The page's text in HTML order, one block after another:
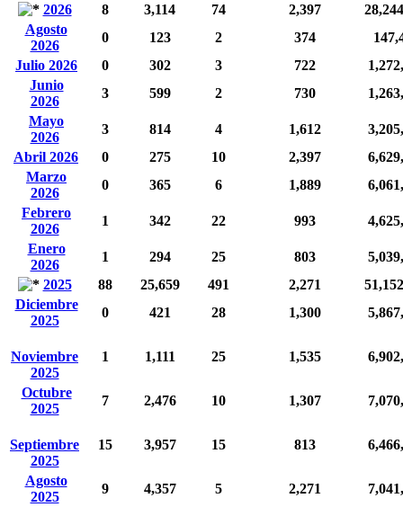
2026
8 3,114 74 2,397
Agosto
2026
0 123 2 374
Julio 2026
0 302 3 722
Junio
2026
3 599 2 730
Mayo
2026
3 814 4 1,612
Abril 2026
0 275 10 2,397
Marzo
2026
0 365 6 1,889
Febrero
2026
1 342 22 993
Enero
2026
1 294 25 803
2025
88 25,659 491 2,271
Diciembre
2025
0 421 28 1,300
Noviembre
2025
1 1,111 25 1,535
Octubre
2025
7 2,476 10 1,307
Septiembre
2025
15 3,957 15 813
Agosto
2025
9 4,357 5 2,271